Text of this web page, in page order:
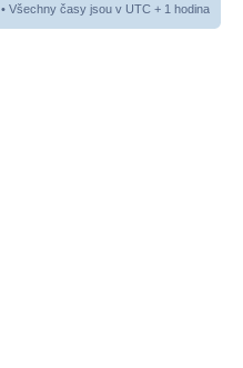
• Všechny časy jsou v UTC + 1 hodina